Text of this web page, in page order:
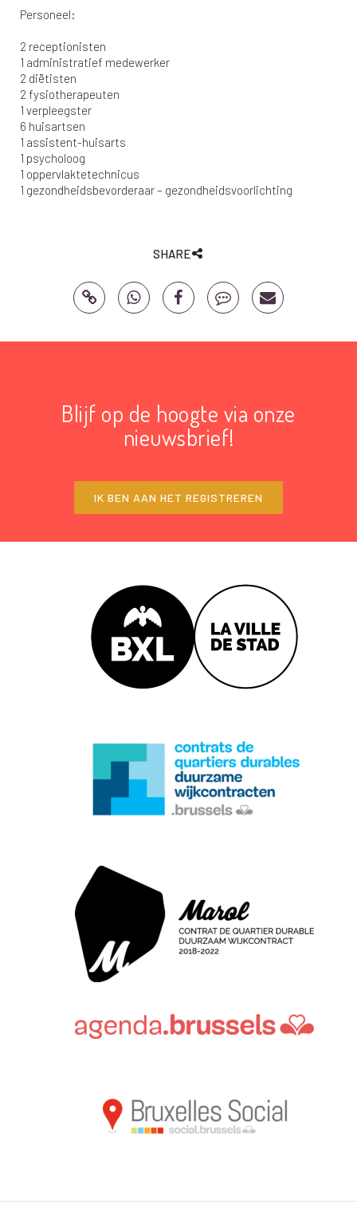
Personeel:
2 receptionisten
1 administratief medewerker
2 diëtisten
2 fysiotherapeuten
1 verpleegster
6 huisartsen
1 assistent-huisarts
1 psycholoog
1 oppervlaktetechnicus
1 gezondheidsbevorderaar – gezondheidsvoorlichting
SHARE
Blijf op de hoogte via onze
nieuwsbrief!
IK BEN AAN HET REGISTREREN